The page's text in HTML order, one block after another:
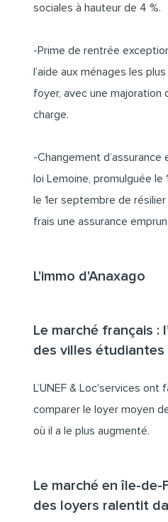
sociales à hauteur de 4 %.
-Prime de rentrée
l’aide aux ménages les
foyer, avec une
charge.
-Changement
loi Lemoine, promulguée le
le 1er septembre de
frais une assurance
L'immo d'Anaxago
Le marché français :
des villes étudiantes
L’UNEF & Loc'services
comparer le loyer moyen
où il a le plus augmenté.
Le marché en île-de-
des loyers ralentit